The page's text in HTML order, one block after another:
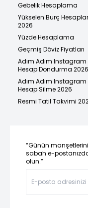
Gebelik Hesaplama
Yükselen Burç
2026
Yüzde Hesaplama
Geçmiş Döviz Fiyatları
Adım Adım Instagram
Hesap Dondurma 2026
Adım Adım Instagram
Hesap Silme 2026
Resmi Tatil Takvimi
“Günün
sabah e-
olun.”